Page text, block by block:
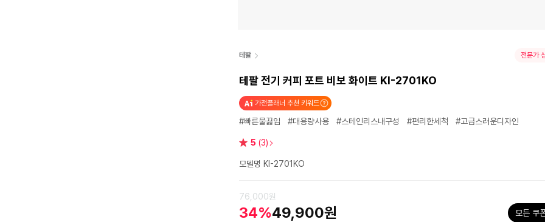
테팔 전문가
테팔 전기 커피 포트 비보 화이트 KI-2701KO
가전플래너 추천 키워드
#빠른물끓임 #대용량사용 #스테인리스내구성 #편리한세척 #고급스러운디자인
별 5 (3)
모델명 KI-2701KO
76,000원
34%49,900원 모든 쿠